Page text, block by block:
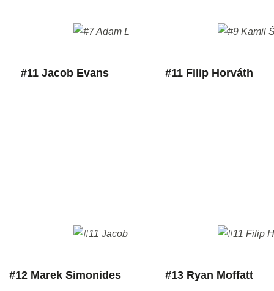
#11 Jacob Evans #11 Filip Horváth
#12 Marek Simonides #13 Ryan Moffatt